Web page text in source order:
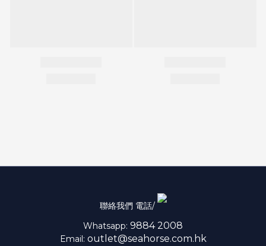
聯絡我們 電話/
Whatsapp: 9884 2008
Email: outlet@seahorse.com.hk